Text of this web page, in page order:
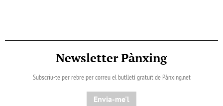
Newsletter Pànxing
Subscriu-te per rebre per correu el butlletí gratuït de Pànxing.net​
Envia-me'l